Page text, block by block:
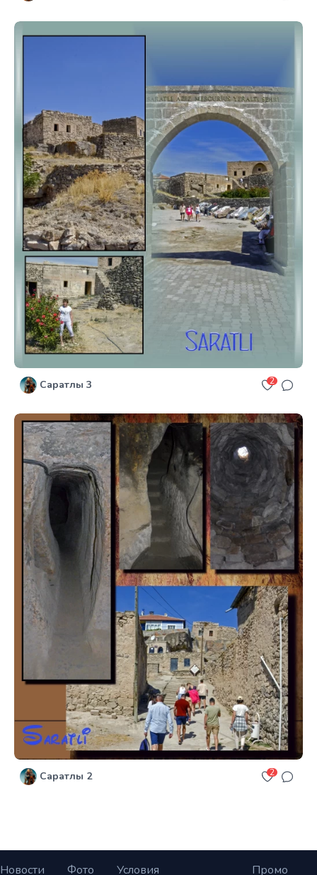
Саратлы 3 2
Саратлы 2 2
Новости Фото Условия Промо